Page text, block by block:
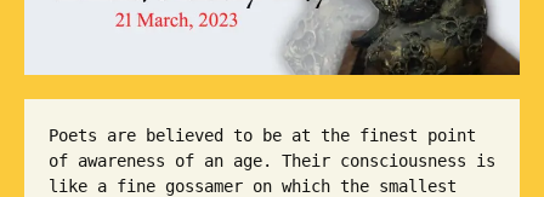
Poets are believed to be at the finest point
of awareness of an age. Their consciousness is
like a fine gossamer on which the smallest